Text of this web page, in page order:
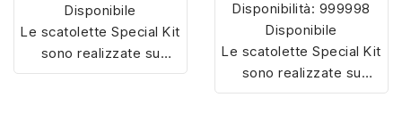
Disponibile
Le scatolette Special Kit
sono realizzate su
misura con materiali di
Disponibilità: 999998
Disponibile
Le scatolette Special Kit
sono realizzate su
misura con materiali di